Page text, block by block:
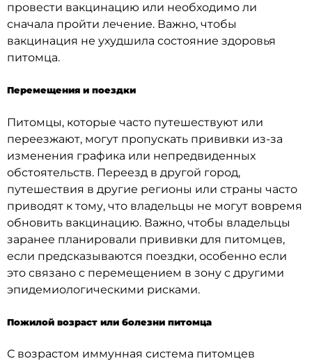
провести вакцинацию или необходимо ли
сначала пройти лечение. Важно, чтобы
вакцинация не ухудшила состояние здоровья
питомца.
Перемещения и поездки
Питомцы, которые часто путешествуют или
переезжают, могут пропускать прививки из-за
изменения графика или непредвиденных
обстоятельств. Переезд в другой город,
путешествия в другие регионы или страны часто
приводят к тому, что владельцы не могут вовремя
обновить вакцинацию. Важно, чтобы владельцы
заранее планировали прививки для питомцев,
если предсказываются поездки, особенно если
это связано с перемещением в зону с другими
эпидемиологическими рисками.
Пожилой возраст или болезни питомца
С возрастом иммунная система питомцев